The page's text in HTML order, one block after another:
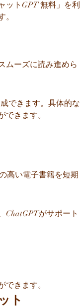
ットGPT 無料」を利
ムーズに読み進めら
できます。具体的な
きます。
高い電子書籍を短期
ChatGPTがサポート
きます。
ト